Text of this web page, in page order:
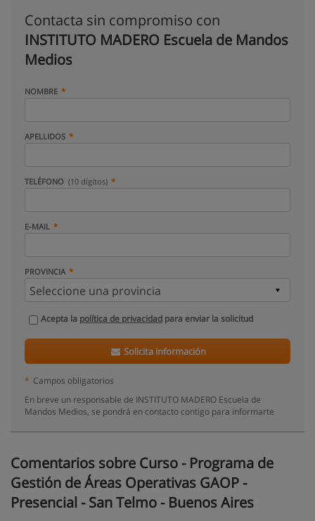
Contacta sin compromiso con
INSTITUTO MADERO Escuela de Mandos
Medios
NOMBRE
APELLIDOS
TELÉFONO (10 dígitos)
E-MAIL
PROVINCIA
Acepta la política de privacidad para enviar la solicitud
Solicita información
* Campos obligatorios
En breve un responsable de INSTITUTO MADERO Escuela de
Mandos Medios, se pondrá en contacto contigo para informarte
Comentarios sobre Curso - Programa de
Gestión de Áreas Operativas GAOP -
Presencial - San Telmo - Buenos Aires